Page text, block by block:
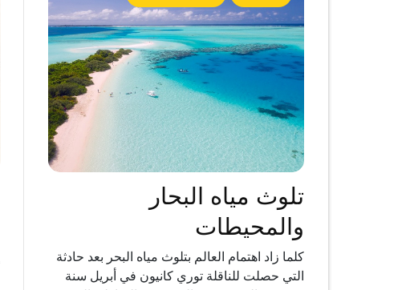
تلوث مياه البحار
والمحيطات
كلما زاد اهتمام العالم بتلوث مياه البحر بعد حادثة
التي حصلت للناقلة توري كانيون في أبريل سنة